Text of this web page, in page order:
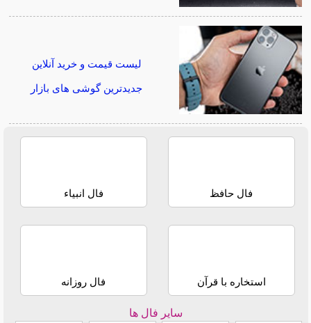
لیست قیمت و خرید آنلاین
جدیدترین گوشی های بازار
فال حافظ فال انبیاء
استخاره با قرآن فال روزانه
سایر فال ها